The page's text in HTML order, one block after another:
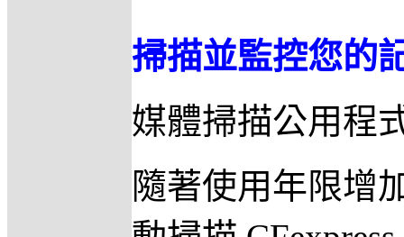
掃描並監控您的
媒體掃描公用程
隨著使用年限增